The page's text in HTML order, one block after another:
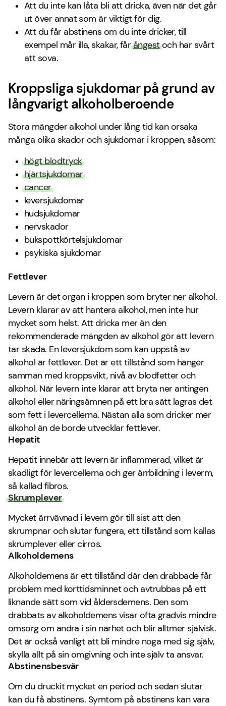
Att du inte kan låta bli att dricka, även när det går
ut över annat som är viktigt för dig.
Att du får abstinens om du inte dricker, till
exempel mår illa, skakar, fårångestoch har svårt
att sova.
Kroppsliga sjukdomar på grund av
långvarigt alkoholberoende
Stora mängder alkohol under lång tid kan orsaka
många olika skador och sjukdomar i kroppen, såsom:
högt blodtryck
hjärtsjukdomar
cancer
leversjukdomar
hudsjukdomar
nervskador
bukspottkörtelsjukdomar
psykiska sjukdomar
Fettlever
Levern är det organ i kroppen som bryter ner alkohol.
Levern klarar av att hantera alkohol, men inte hur
mycket som helst. Att dricka mer än den
rekommenderade mängden av alkohol gör att levern
tar skada. En leversjukdom som kan uppstå av
alkohol är fettlever. Det är ett tillstånd som hänger
samman med kroppsvikt, nivå av blodfetter och
alkohol. När levern inte klarar att bryta ner antingen
alkohol eller näringsämnen på ett bra sätt lagras det
som fett i levercellerna. Nästan alla som dricker mer
alkohol än de borde utvecklar fettlever.
Hepatit
Hepatit innebär att levern är inflammerad, vilket är
skadligt för levercellerna och ger ärrbildning i leverm,
så kallad fibros.
Skrumplever
Mycket ärrvävnad i levern gör till sist att den
skrumpnar och slutar fungera, ett tillstånd som kallas
skrumplever eller cirros.
Alkoholdemens
Alkoholdemens är ett tillstånd där den drabbade får
problem med korttidsminnet och avtrubbas på ett
liknande sätt som vid åldersdemens. Den som
drabbats av alkoholdemens visar ofta gradvis mindre
omsorg om andra i sin närhet och blir alltmer självisk.
Det är också vanligt att bli mindre noga med sig själv,
skylla allt på sin omgivning och inte själv ta ansvar.
Abstinensbesvär
Om du druckit mycket en period och sedan slutar
kan du få abstinens. Symtom på abstinens kan vara